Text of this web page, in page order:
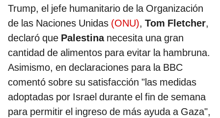
Trump, el jefe humanitario de la Organización
de las Naciones Unidas (ONU), Tom Fletcher,
declaró que Palestina necesita una gran
cantidad de alimentos para evitar la hambruna.
Asimismo, en declaraciones para la BBC
comentó sobre su satisfacción "las medidas
adoptadas por Israel durante el fin de semana
para permitir el ingreso de más ayuda a Gaza",